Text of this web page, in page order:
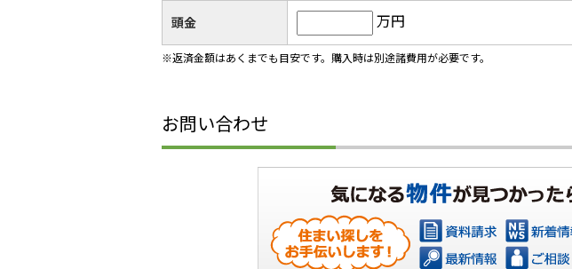
頭金 万円
※返済金額はあくまでも目安です。購入時は別途諸費用が必要です。
お問い合わせ